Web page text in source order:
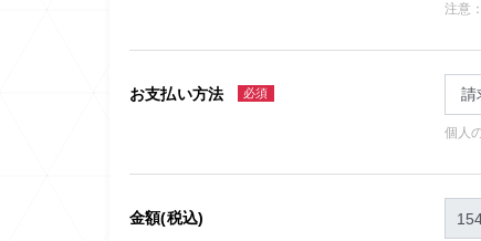
注意
お支払い方法 必須
個人
金額(税込)